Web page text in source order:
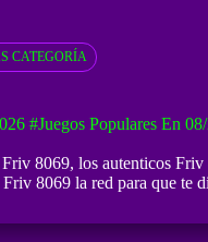
CATEGORÍA
#Juegos Populares En
Friv 8069, los autenticos
8069 la red para que te